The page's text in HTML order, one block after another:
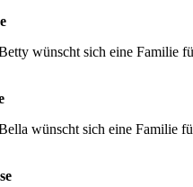
wünscht sich eine Familie
wünscht sich eine Familie